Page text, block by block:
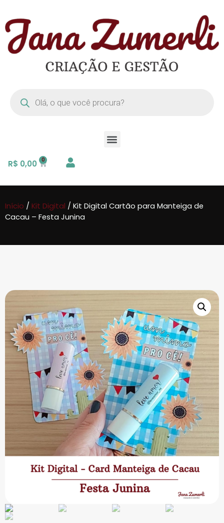
R$ 0,00
Início / Kit Digital / Kit Digital Cartão para Manteiga de
Cacau – Festa Junina